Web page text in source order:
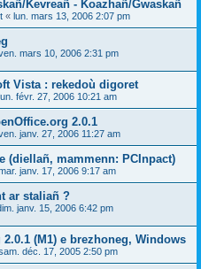
Kevreañ - Koazhañ/Gwaskañ
« lun. mars 13, 2006 2:07 pm
mars 10, 2006 2:31 pm
Vista : rekedoù digoret
févr. 27, 2006 10:21 am
2.0.1
janv. 27, 2006 11:27 am
(diellañ, mammenn: PCInpact)
janv. 17, 2006 9:17 am
ar staliañ ?
janv. 15, 2006 6:42 pm
(M1) e brezhoneg, Windows
déc. 17, 2005 2:50 pm